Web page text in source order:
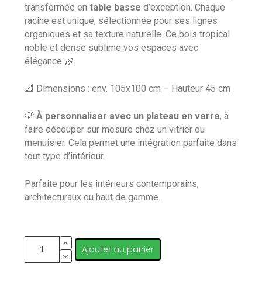
transformée entable basse d’exception. Chaque
racine est unique, sélectionnée pour ses lignes
organiques et sa texture naturelle. Ce bois tropical
noble et dense sublime vos espaces avec
élégance 🌿.
📐 Dimensions : env. 105x100 cm – Hauteur 45 cm
💡À personnaliser avec un plateau en verre, à
faire découper sur mesure chez un vitrier ou
menuisier. Cela permet une intégration parfaite dans
tout type d’intérieur.
Parfaite pour les intérieurs contemporains,
architecturaux ou haut de gamme.
Ajouter au panier